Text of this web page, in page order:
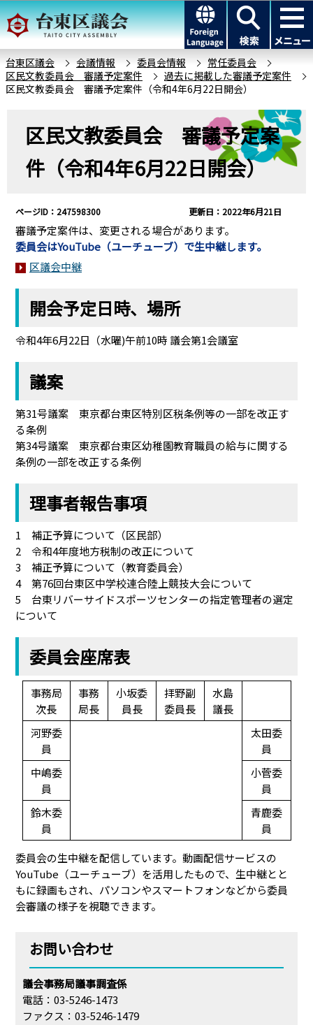
こ
の
ー
ジ
の
このページの本文へ移動
台東区議会 会議情報 委員会情報
常任委員会
区民文教委員会 審議予定案件
過去に掲載した審議予定案件
区民文教委員会 審議予定案件（令和4年6月22日開会）
区民文教委員会 審議予定案
件（令和4年6月22日開会）
ページID：247598300 更新日：2022年6月21日
審議予定案件は、変更される場合があります。
委員会はYouTube（ユーチューブ）で生中継します。
区議会中継
開会予定日時、場所
令和4年6月22日（水曜)午前10時 議会第1会議室
議案
第31号議案 東京都台東区特別区税条例等の一部を改正す
る条例
第34号議案 東京都台東区幼稚園教育職員の給与に関する
条例の一部を改正する条例
理事者報告事項
1 補正予算について（区民部）
2 令和4年度地方税制の改正について
3 補正予算について（教育委員会）
4 第76回台東区中学校連合陸上競技大会について
5 台東リバーサイドスポーツセンターの指定管理者の選定
について
委員会座席表
事務局
次長
事務
局長
小坂委
員長
拝野副
委員長
水島
議長
河野委
員
太田委
員
中嶋委
員
小菅委
員
鈴木委
員
青鹿委
員
委員会の生中継を配信しています。動画配信サービスの
YouTube（ユーチューブ）を活用したもので、生中継とと
もに録画もされ、パソコンやスマートフォンなどから委員
会審議の様子を視聴できます。
お問い合わせ
議会事務局議事調査係
電話：03-5246-1473
ファクス：03-5246-1479